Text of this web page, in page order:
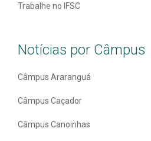
Trabalhe no IFSC
Notícias por Câmpus
Câmpus Araranguá
Câmpus Caçador
Câmpus Canoinhas